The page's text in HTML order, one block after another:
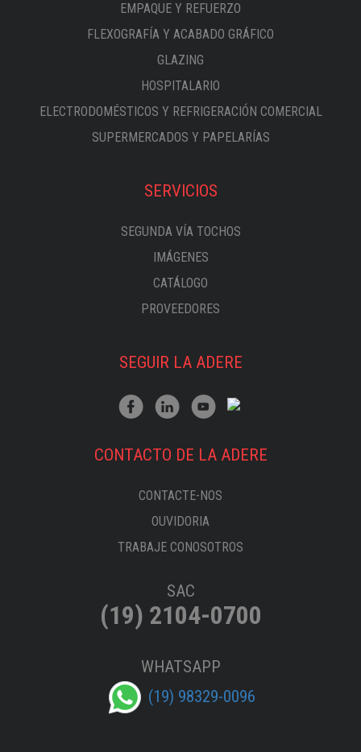
EMPAQUE Y REFUERZO
FLEXOGRAFÍA Y ACABADO GRÁFICO
GLAZING
HOSPITALARIO
ELECTRODOMÉSTICOS Y REFRIGERACIÓN COMERCIAL
SUPERMERCADOS Y PAPELARÍAS
SERVICIOS
SEGUNDA VÍA TOCHOS
IMÁGENES
CATÁLOGO
PROVEEDORES
SEGUIR LA ADERE
CONTACTO DE LA ADERE
CONTACTE-NOS
OUVIDORIA
TRABAJE CONOSOTROS
SAC
(19) 2104-0700
WHATSAPP
(19) 98329-0096